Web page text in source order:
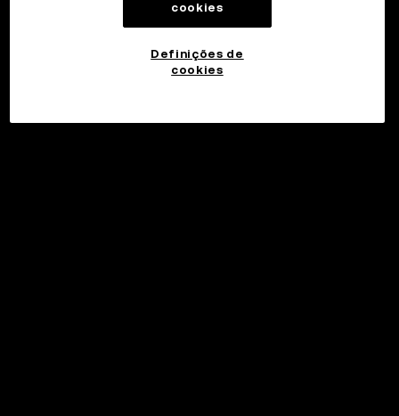
cookies
Definições de
cookies